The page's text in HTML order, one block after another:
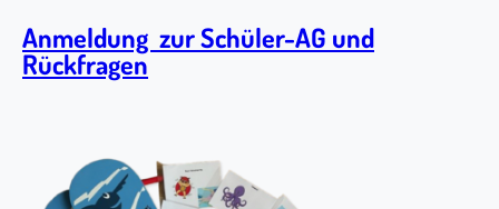
Anmeldung zur Schüler-AG und
Rückfragen